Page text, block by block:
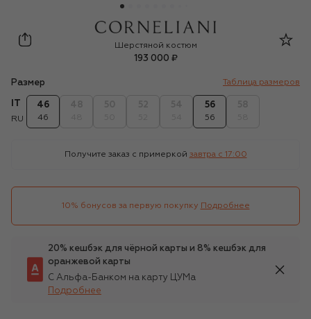
Corneliani
Шерстяной костюм
193 000 ₽
Размер Таблица размеров
RU
46
46
56
56
Получите заказ с примеркой завтра c 17:00
10% бонусов за первую покупку Подробнее
20% кешбэк для чёрной карты и 8% кешбэк для
оранжевой карты
С Альфа-Банком на карту ЦУМа
Подробнее